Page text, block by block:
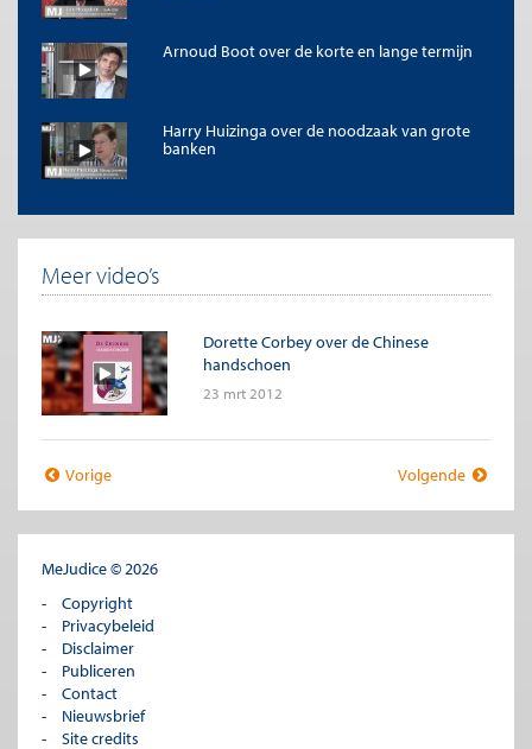
Arnoud Boot over de korte en lange termijn
Harry Huizinga over de noodzaak van grote
banken
Meer video’s
Dorette Corbey over de Chinese
handschoen
23 mrt 2012
Vorige Volgende
MeJudice © 2026
Copyright
Privacybeleid
Disclaimer
Publiceren
Contact
Nieuwsbrief
Site credits